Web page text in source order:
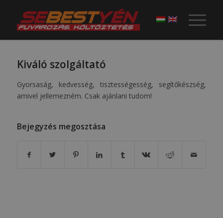
Kiváló szolgáltató
Gyorsaság, kedvesség, tisztességesség, segítőkészség,
amivel jellemezném. Csak ajánlani tudom!
Bejegyzés megosztása